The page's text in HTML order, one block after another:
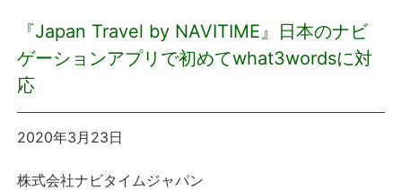
プレスリリース
おしらせ
『Japan Travel by NAVITIME』日本のナビ
ゲーションアプリで初めてwhat3wordsに対
応
2020年3月23日
株式会社ナビタイムジャパン